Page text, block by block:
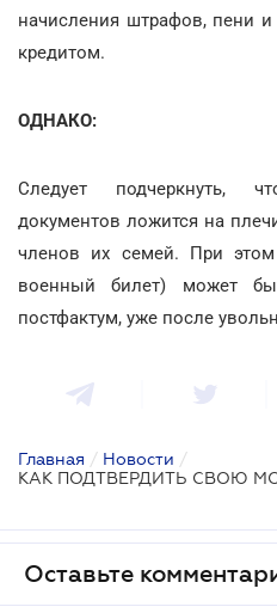
начисления штрафов, пени
кредитом.
ОДНАКО:
Следует подчеркнуть,
документов ложится на
членов их семей. При
военный билет) может
постфактум, уже после
Главная / Новости /
КАК ПОДТВЕРДИТЬ СВОЮ
Оставьте